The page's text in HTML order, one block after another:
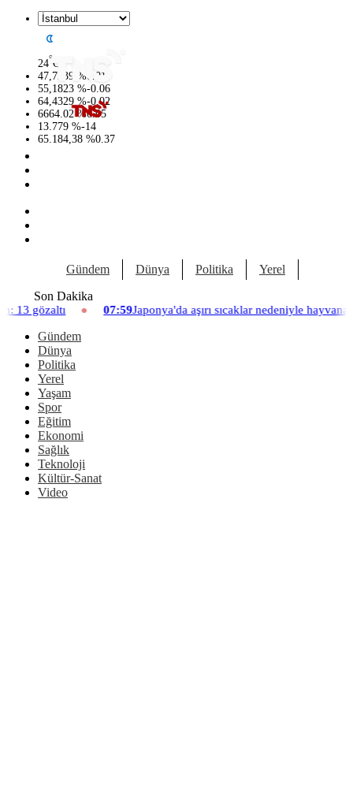
24°C
47,7239 %0.01
55,1823 %-0.06
64,4329 %-0.02
6664.02 %0.05
13.779 %-14
65.184,38 %0.37
Gündem Dünya Politika Yerel
Son Dakika
07:59Japonya'da aşırı sıcaklar nedeniyle hayvanat bahçesinde üç
Gündem
Dünya
Politika
Yerel
Yaşam
Spor
Eğitim
Ekonomi
Sağlık
Teknoloji
Kültür-Sanat
Video